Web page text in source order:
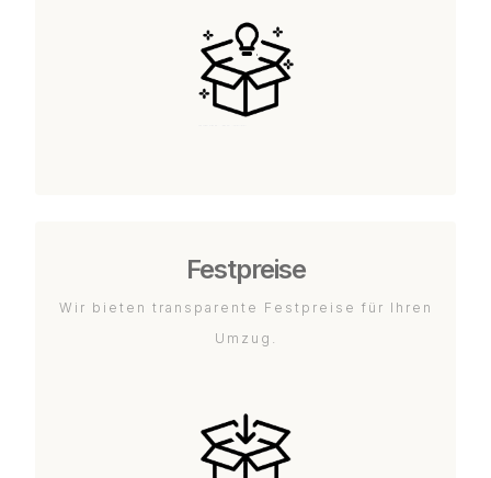
Festpreise
Wir bieten transparente Festpreise für Ihren
Umzug.